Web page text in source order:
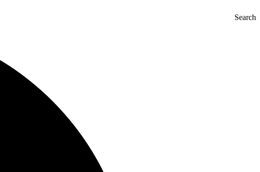
Search